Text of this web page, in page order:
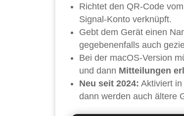
Richtet den QR-Code
Signal-Konto verknüpft.
Gebt dem Gerät einen
gegebenenfalls auch
Bei der macOS-Version
und dann Mitteilungen
Neu seit 2024: Aktiviert in
dann werden auch ältere